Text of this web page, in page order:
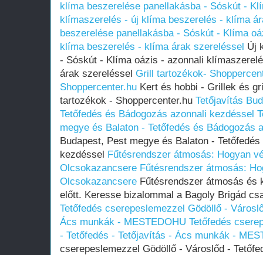
klíma beszerelése panellakásba - Sóskút -
klímaszerelés - új klíma beszerelés - klíma
beszerelése panellakásba - Sóskút - Klíma
klíma beszerelés - klíma árak szereléssel Új
- Sóskút - Klíma oázis - azonnali
árak szereléssel Grill tartozékok-
Shoppercenter.hu Kert és hobbi - Grillek és
tartozékok - Shoppercenter.hu Tetőjavítás
Tetőfedés és Bádogozás azonnali kezdéssel
megye és Balaton - Tetőfedés és Bádogozás
Budapest, Pest megye és Balaton -
kezdéssel Fűtésrendszer átmosás: Hogyan
Olcsokazancsere Fűtésrendszer átmosás:
Olcsokazancsere Fűtésrendszer átmosás és
előtt. Keresse bizalommal a Bagoly Brigád
Tetőfedés cserepeslemezzel Gödöllő -
Ács munkák - MESTEDOHU Tetőfedés
- Tetőfedés - Tetőjavítás - Ács munkák -
cserepeslemezzel Gödöllő - Városlőd -